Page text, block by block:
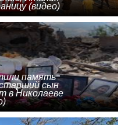
(видео)
память
сын
в Николаеве